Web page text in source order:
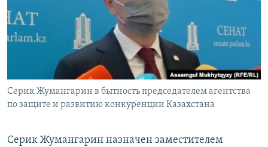
Серик Жумангарин в бытность председателем агентства
по защите и развитию конкуренции Казахстана
Серик Жумангарин назначен заместителем